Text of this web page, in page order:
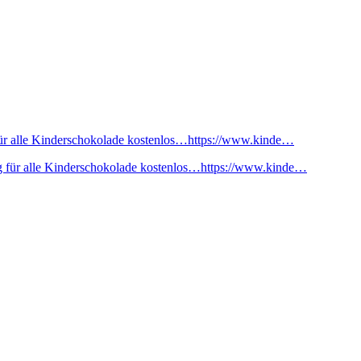
alle Kinderschokolade kostenlos…https://www.kinde…
für alle Kinderschokolade kostenlos…https://www.kinde…